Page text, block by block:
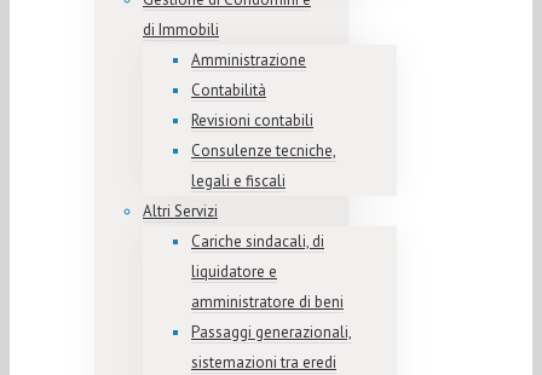
di Immobili
Amministrazione
Contabilità
Revisioni contabili
Consulenze tecniche,
legali e fiscali
Altri Servizi
Cariche sindacali, di
liquidatore e
amministratore di beni
Passaggi generazionali,
sistemazioni tra eredi